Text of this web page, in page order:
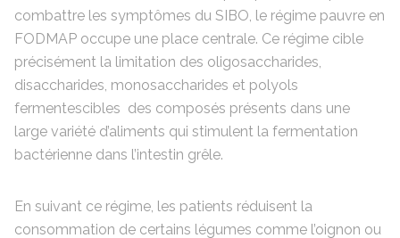
combattre les symptômes du SIBO, le régime pauvre en
FODMAP occupe une place centrale. Ce régime cible
précisément la limitation des oligosaccharides,
disaccharides, monosaccharides et polyols
fermentescibles des composés présents dans une
large variété d’aliments qui stimulent la fermentation
bactérienne dans l’intestin grêle.
En suivant ce régime, les patients réduisent la
consommation de certains légumes comme l’oignon ou